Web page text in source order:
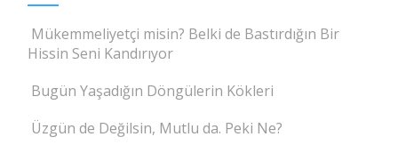
Mükemmeliyetçi misin? Belki de Bastırdığın Bir
Hissin Seni Kandırıyor
Bugün Yaşadığın Döngülerin Kökleri
Üzgün de Değilsin, Mutlu da. Peki Ne?